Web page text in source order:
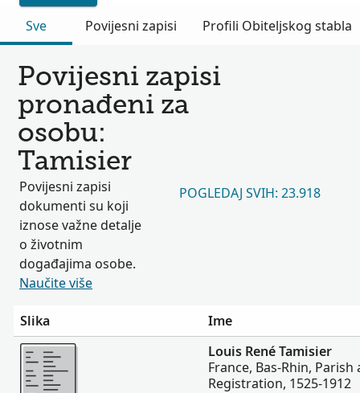
Sve
Povijesni zapisi Profili Obiteljskog stabla
Povijesni zapisi
pronađeni za
osobu:
Tamisier
Povijesni zapisi
dokumenti su koji
iznose važne detalje
o životnim
događajima osobe.
Naučite više
POGLEDAJ SVIH: 23.918
Slika
Ime
Više
Louis René Tamisier
France, Bas-Rhin, Parish
Registration, 1525-1912